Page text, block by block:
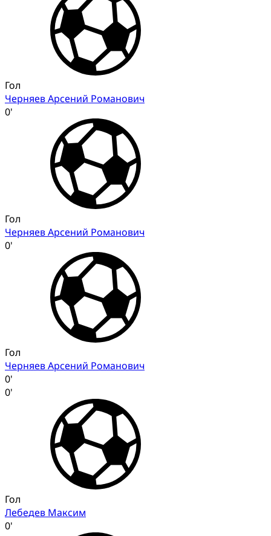
Гол
Черняев Арсений Романович
0'
Гол
Черняев Арсений Романович
0'
Гол
Черняев Арсений Романович
0'
0'
Гол
Лебедев Максим
0'